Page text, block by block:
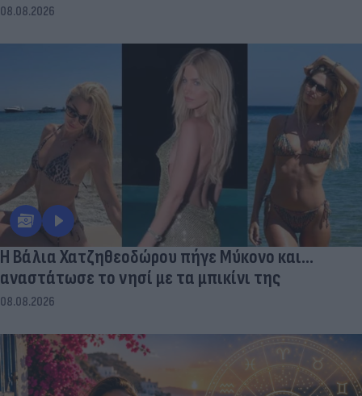
08.08.2026
Η Βάλια Χατζηθεοδώρου πήγε Μύκονο και...
αναστάτωσε το νησί με τα μπικίνι της
08.08.2026